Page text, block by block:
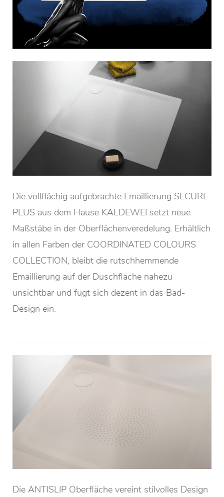
Die vollflächig aufgebrachte Emaillierung SECURE
PLUS aus dem Hause KALDEWEI setzt neue
Maßstäbe in der Oberflächenveredelung. Erhältlich
in allen Farben der COORDINATED COLOURS
COLLECTION, bleibt die rutschhemmende
Emaillierung auf der Duschfläche nahezu
unsichtbar und fügt sich dezent in das Bad-
Design ein.
Die ANTISLIP Oberfläche vereint stilvolles Design